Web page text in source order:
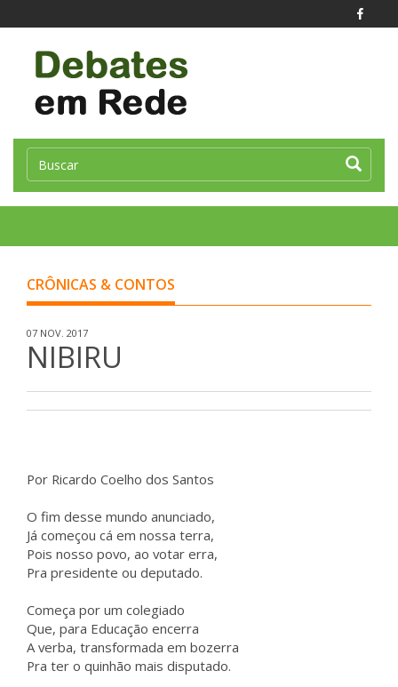
CRÔNICAS & CONTOS
07 NOV. 2017
NIBIRU
Por Ricardo Coelho dos Santos
O fim desse mundo anunciado,
Já começou cá em nossa terra,
Pois nosso povo, ao votar erra,
Pra presidente ou deputado.
Começa por um colegiado
Que, para Educação encerra
A verba, transformada em bozerra
Pra ter o quinhão mais disputado.